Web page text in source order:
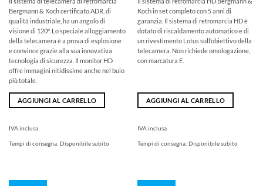
Bergmann & Koch certificato ADR, di
qualità industriale, ha un angolo di
visione di 120°. Lo speciale alloggiamento
della telecamera è a prova di esplosione
e convince grazie alla sua innovativa
tecnologia di sicurezza. Il monitor HD
offre immagini nitidissime anche nel buio
più totale.
AGGIUNGI AL CARRELLO
IVA inclusa
Tempi di consegna: Disponibile subito
originale
era:
299,00
€
attuale
è:
179,00
€.
Koch in set completo con 5 anni di
garanzia. Il sistema di retromarcia HD è
dotato di riscaldamento automatico e di
un rivestimento Lotus sull’obiettivo della
telecamera. Non richiede omologazione,
con marcatura E.
AGGIUNGI AL CARRELLO
IVA inclusa
Tempi di consegna: Disponibile subito